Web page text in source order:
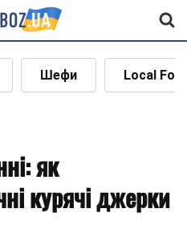
Шефи Local
як
курячі джерки